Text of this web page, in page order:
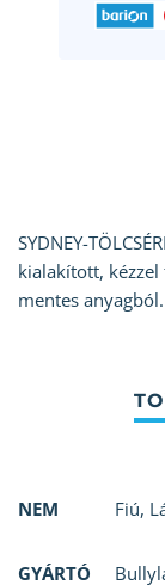
SYDNEY-
kialakított, kézzel
mentes anyagból.
NEM Fiú,
GYÁRTÓ